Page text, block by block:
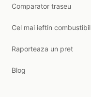
Comparator traseu
Cel mai ieftin combustibil
Raporteaza un pret
Blog